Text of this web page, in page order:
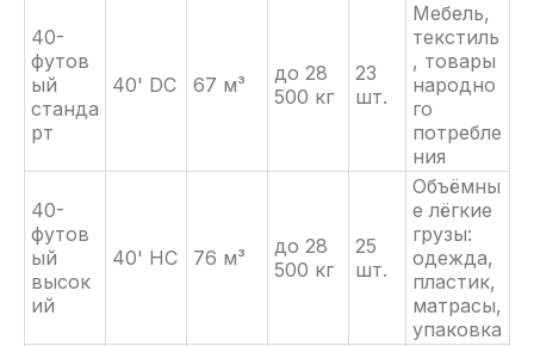
40-
футов
ый
станда
рт
40' DC 67 м³
до 28
500 кг
23
шт.
Мебель,
текстиль
, товары
народно
го
потребле
ния
40-
футов
ый
высок
ий
40' HC 76 м³
до 28
500 кг
25
шт.
Объёмны
е лёгкие
грузы:
одежда,
пластик,
матрасы,
упаковка